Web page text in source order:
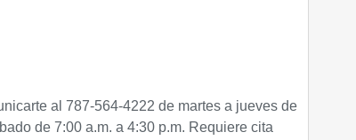
al 787-564-4222 de martes a jueves de
de 7:00 a.m. a 4:30 p.m. Requiere cita